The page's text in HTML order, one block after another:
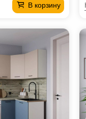
В корзину